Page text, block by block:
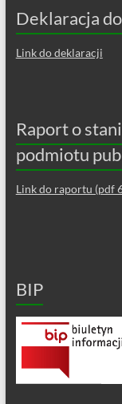
Deklaracja
Link do deklaracji
Raport o
podmiotu
Link do raportu (pdf
BIP